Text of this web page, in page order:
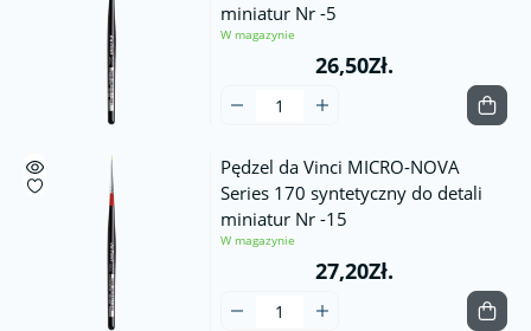
miniatur Nr -5
W magazynie
26,50Zł.
Pędzel da Vinci MICRO-NOVA
Series 170 syntetyczny do detali
miniatur Nr -15
W magazynie
27,20Zł.